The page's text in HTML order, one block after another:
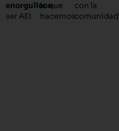
enorgullece
ser AEI
lo que
hacemos
con la
comunidad